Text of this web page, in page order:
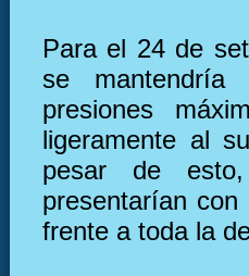
Para el 24 de
se
presiones
ligeramente al
pesar de
presentarían
frente a toda la